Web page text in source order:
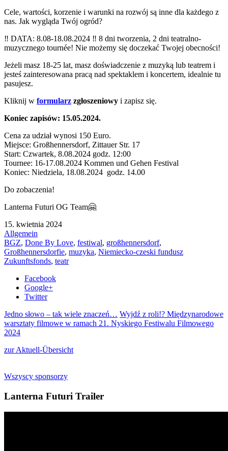
Cele, wartości, korzenie i warunki na rozwój są inne dla każdego z
nas. Jak wygląda Twój ogród?
‼️ DATA: 8.08-18.08.2024 ‼️ 8 dni tworzenia, 2 dni teatralno-
muzycznego tournée! Nie możemy się doczekać Twojej obecności!
Jeżeli masz 18-25 lat, masz doświadczenie z muzyką lub teatrem i
jesteś zainteresowana pracą nad spektaklem i koncertem, idealnie tu
pasujesz.
Kliknij w formularz zgłoszeniowy i zapisz się.
Koniec zapisów: 15.05.2024.
Cena za udział wynosi 150 Euro.
Miejsce: Großhennersdorf, Zittauer Str. 17
Start: Czwartek, 8.08.2024 godz. 12:00
Tournee: 16-17.08.2024 Kommen und Gehen Festival
Koniec: Niedziela, 18.08.2024 godz. 14.00
Do zobaczenia!
Lanterna Futuri OG Team🤗
15. kwietnia 2024
Allgemein
BGZ, Done By Love, festiwal, großhennersdorf,
Großhennersdorfie, muzyka, Niemiecko-czeski fundusz
Zukunftsfonds, teatr
Facebook
Google+
Twitter
Jedno słowo – tak wiele znaczeń… Wyjdź z roli!? Międzynarodowe
warsztaty filmowe w ramach 21. Nyskiego Festiwalu Filmowego
2024
zur Aktuell-Übersicht
Wszyscy sponsorzy
Lanterna Futuri Trailer